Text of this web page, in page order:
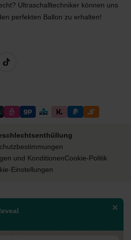
Ultraschalltechniker können uns
perfekten Ballon zu erhalten!
und KonditionenCookie-Politik
Einstellungen